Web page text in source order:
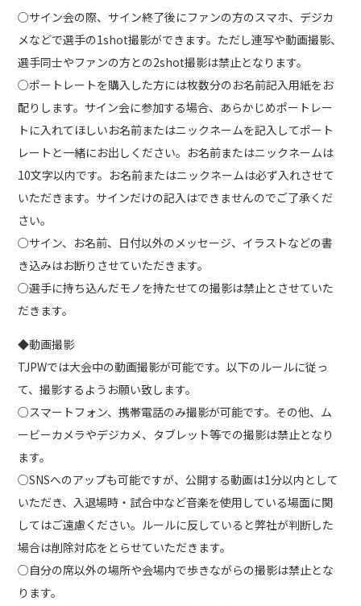
○サイン会の際、サイン終了後にファンの方のスマホ、デジカ
メなどで選手の1shot撮影ができます。ただし連写や動画撮影、
選手同士やファンの方との2shot撮影は禁止となります。
○ポートレートを購入した方には枚数分のお名前記入用紙をお
配りします。サイン会に参加する場合、あらかじめポートレー
トに入れてほしいお名前またはニックネームを記入してポート
レートと一緒にお出しください。お名前またはニックネームは
10文字以内です。お名前またはニックネームは必ず入れさせて
いただきます。サインだけの記入はできませんのでご了承くだ
さい。
○サイン、お名前、日付以外のメッセージ、イラストなどの書
き込みはお断りさせていただきます。
○選手に持ち込んだモノを持たせての撮影は禁止とさせていた
だきます。
◆動画撮影
TJPWでは大会中の動画撮影が可能です。以下のルールに従っ
て、撮影するようお願い致します。
○スマートフォン、携帯電話のみ撮影が可能です。その他、ム
ービーカメラやデジカメ、タブレット等での撮影は禁止となり
ます。
○SNSへのアップも可能ですが、公開する動画は1分以内として
いただき、入退場時・試合中など音楽を使用している場面に関
してはご遠慮ください。ルールに反していると弊社が判断した
場合は削除対応をとらせていただきます。
○自分の席以外の場所や会場内で歩きながらの撮影は禁止とな
ります。